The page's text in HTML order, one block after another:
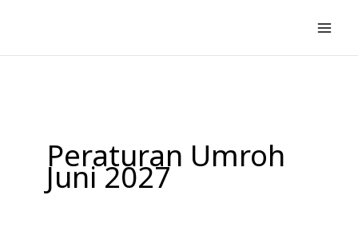
konten
Peraturan Umroh
Juni 2027